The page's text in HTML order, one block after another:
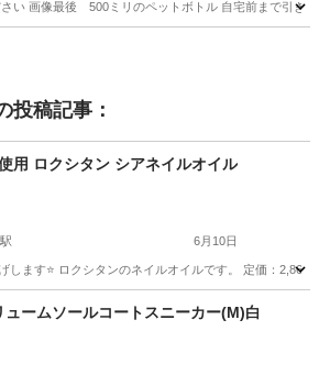
い 画像最後 500ミリのペットボトル 自宅前まで引き
投稿記事：
用 ロクシタン シアネイルオイル
6月10日
します⭐️ ロクシタンのネイルオイルです。 定価：
駅 ロクシタン
ュームソールコートスニーカー(M)白